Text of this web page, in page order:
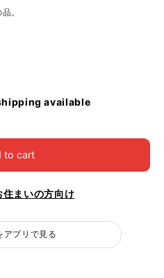
。
available
to cart
住まいの方向け
アプリで見る